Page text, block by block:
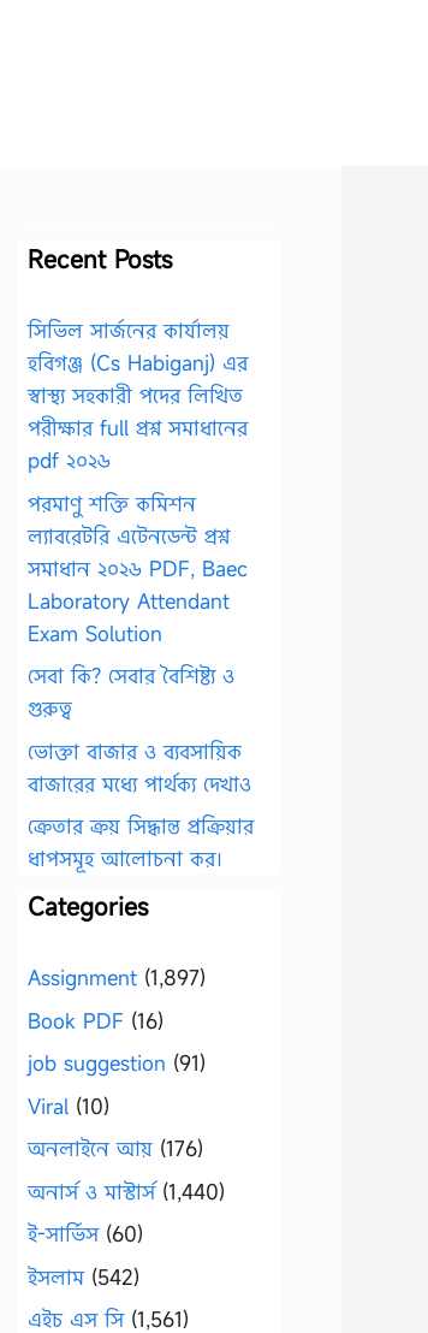
Recent Posts
সিভিল সার্জনের কার্যালয়
হবিগঞ্জ (Cs Habiganj) এর
স্বাস্থ্য সহকারী পদের লিখিত
পরীক্ষার full প্রশ্ন সমাধানের
pdf ২০২৬
পরমাণু শক্তি কমিশন
ল্যাবরেটরি এটেনডেন্ট প্রশ্ন
সমাধান ২০২৬ PDF, Baec
Laboratory Attendant
Exam Solution
সেবা কি? সেবার বৈশিষ্ট্য ও
গুরুত্ব
ভোক্তা বাজার ও ব্যবসায়িক
বাজারের মধ্যে পার্থক্য দেখাও
ক্রেতার ক্রয় সিদ্ধান্ত প্রক্রিয়ার
ধাপসমূহ আলোচনা কর।
Categories
Assignment (1,897)
Book PDF (16)
job suggestion (91)
Viral (10)
অনলাইনে আয় (176)
অনার্স ও মাস্টার্স(1,440)
ই-সার্ভিস(60)
ইসলাম(542)
এইচ এস সি(1,561)